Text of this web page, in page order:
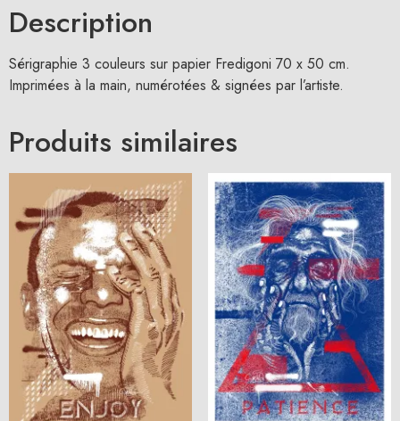
Description
Sérigraphie 3 couleurs sur papier Fredigoni 70 x 50 cm.
Imprimées à la main, numérotées & signées par l’artiste.
Produits similaires